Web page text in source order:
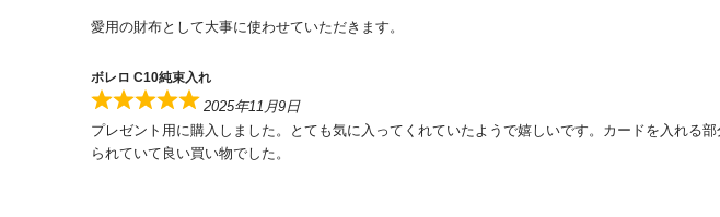
愛用の財布として大事に使わせていただきます。
ボレロ C10純束入れ
2025年11月9日
プレゼント用に購入しました。とても気に入ってくれていたようで嬉しいです。カードを入れる部
られていて良い買い物でした。